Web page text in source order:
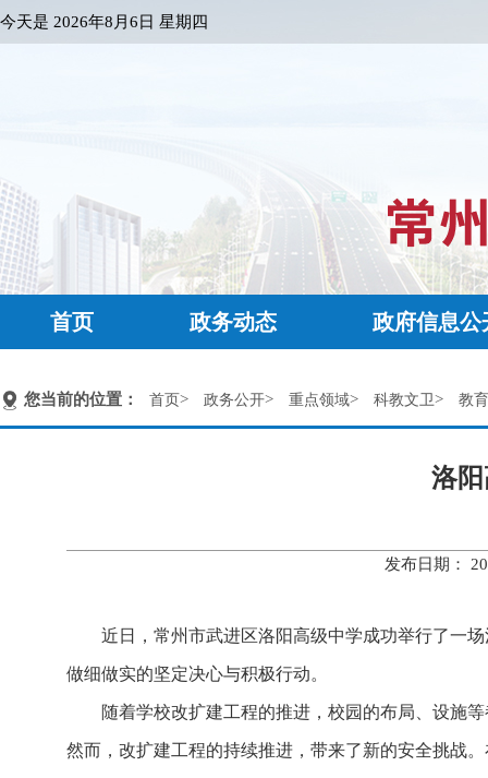
今天是 2026年8月6日 星期四
首页 政务动态 政府信息公
您当前的位置： 首页> 政务公开> 重点领域> 科教文卫> 教
洛
发布日期：
近日，常州市武进区洛阳高级中学成功举行了一
做细做实的坚定决心与积极行动。
随着学校改扩建工程的推进，校园的布局、设施
然而，改扩建工程的持续推进，带来了新的安全挑战